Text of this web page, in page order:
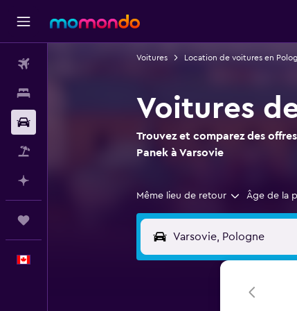
Voitures Location de voitures en
Voitures
Trouvez et comparez des
Panek à Varsovie
Même lieu de retour Âge de la